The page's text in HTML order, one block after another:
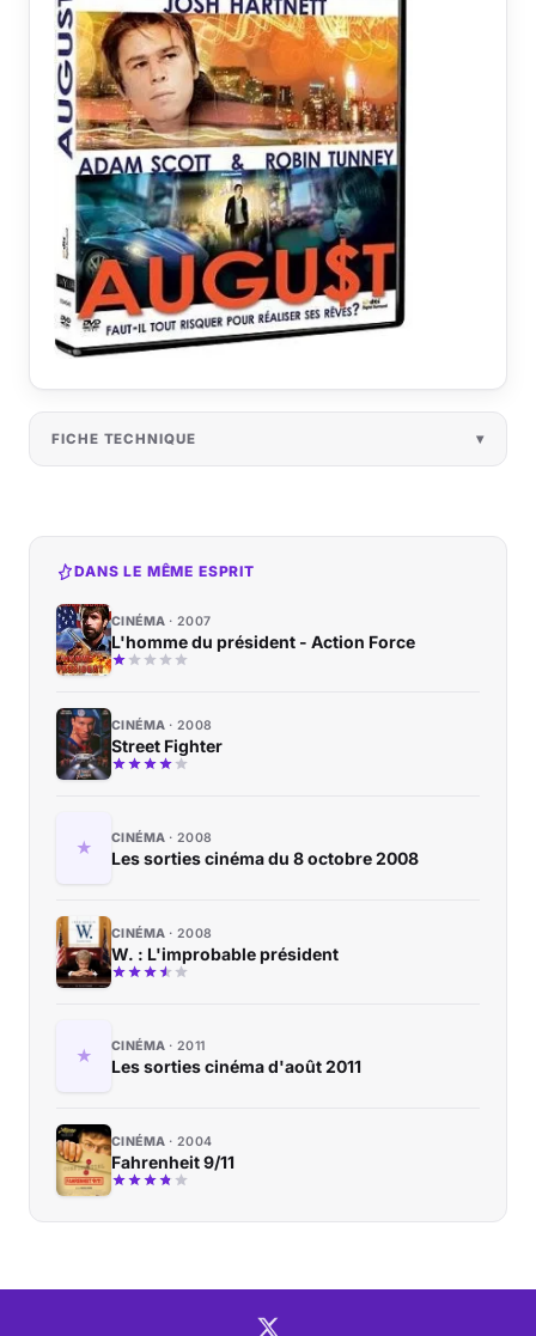
FICHE TECHNIQUE
DANS LE MÊME ESPRIT
CINÉMA 2007
L'homme du président - Action Force
CINÉMA 2008
Street Fighter
CINÉMA 2008
Les sorties cinéma du 8 octobre 2008
CINÉMA 2008
W. : L'improbable président
CINÉMA 2011
Les sorties cinéma d'août 2011
CINÉMA 2004
Fahrenheit 9/11